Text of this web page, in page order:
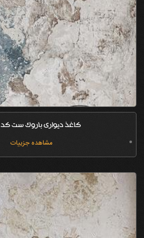
کاغذ دیواری باروک ست کد 6603
مشاهده جزییات